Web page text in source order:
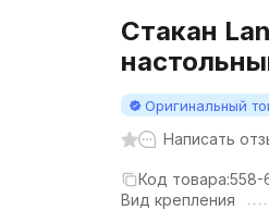
Стакан
Оригинальный
Написать
Код товара:558-
Вид крепления